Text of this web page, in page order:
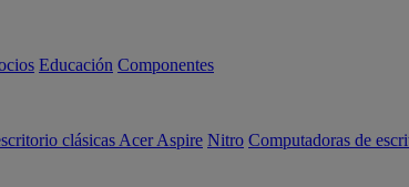
Educación Componentes
clásicas Acer Aspire Nitro Computadoras de